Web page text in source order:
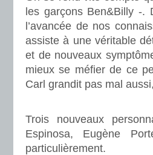
les garçons Ben&Billy -.
l’avancée de nos
assiste à une véritable
et de nouveaux
mieux se méfier de ce
Carl grandit pas mal
Trois nouveaux
Espinosa, Eugène
particulièrement.